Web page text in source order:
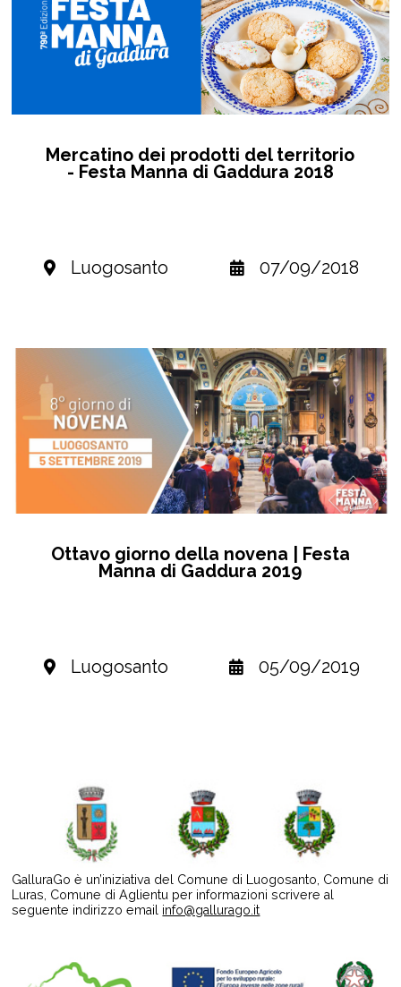
Mercatino dei prodotti del territorio
- Festa Manna di Gaddura 2018
Luogosanto 07/09/2018
Ottavo giorno della novena | Festa
Manna di Gaddura 2019
Luogosanto 05/09/2019
GalluraGo è un’iniziativa del Comune di Luogosanto, Comune di
Luras, Comune di Aglientu per informazioni scrivere al
seguente indirizzo email info@gallurago.it